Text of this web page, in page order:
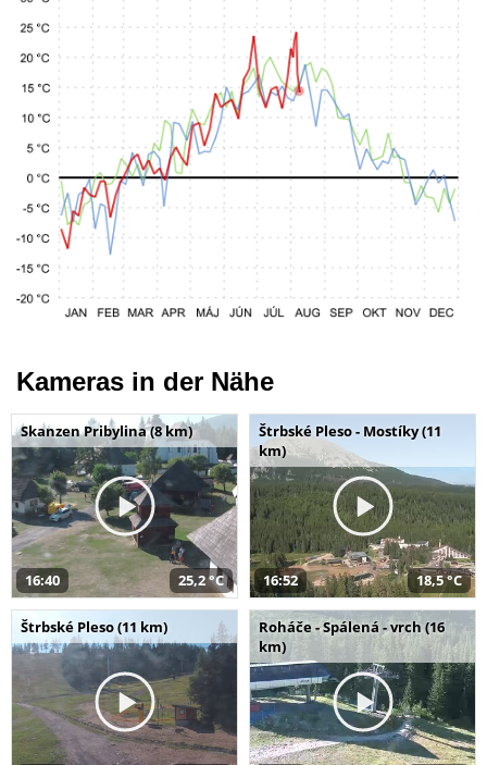
Kameras in der Nähe
Skanzen Pribylina (8 km)
16:40 25,2 °C
Štrbské Pleso - Mostíky (11
km)
16:52 18,5 °C
Štrbské Pleso (11 km)
Roháče - Spálená - vrch (16
km)